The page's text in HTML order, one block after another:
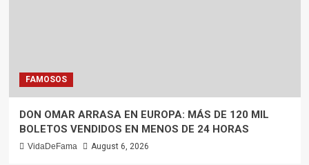
FAMOSOS
DON OMAR ARRASA EN EUROPA: MÁS DE 120 MIL
BOLETOS VENDIDOS EN MENOS DE 24 HORAS
VidaDeFama August 6, 2026